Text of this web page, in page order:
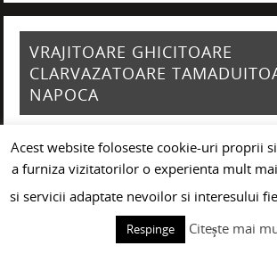
VRAJITOARE GHICITOARE
CLARVAZATOARE
NAPOCA
VRAJITOARE GHICITOARE
CLARVAZATOARE
Acest website foloseste cookie-uri proprii
a furniza vizitatorilor o experienta mult
si servicii adaptate nevoilor si interesului
Respinge
Citește mai